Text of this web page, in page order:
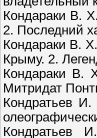
Кондараки В.
2. Последний
Кондараки В.
Крыму. 2.
Кондараки В.
Митридат
Кондратьев
Кондратьев